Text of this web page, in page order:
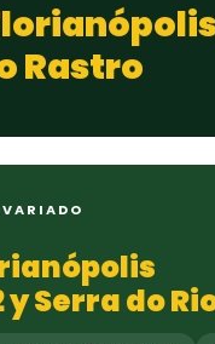
Rastro
Serra do